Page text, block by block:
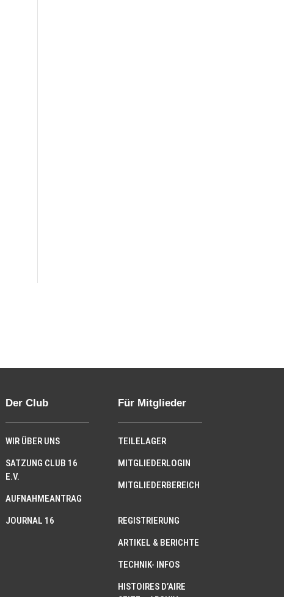
Der Club
WIR ÜBER UNS
SATZUNG CLUB 16
E.V.
AUFNAHMEANTRAG
JOURNAL 16
Für Mitglieder
TEILELAGER
MITGLIEDERLOGIN
MITGLIEDERBEREICH
REGISTRIERUNG
ARTIKEL & BERICHTE
TECHNIK- INFOS
HISTOIRES D’AIRE